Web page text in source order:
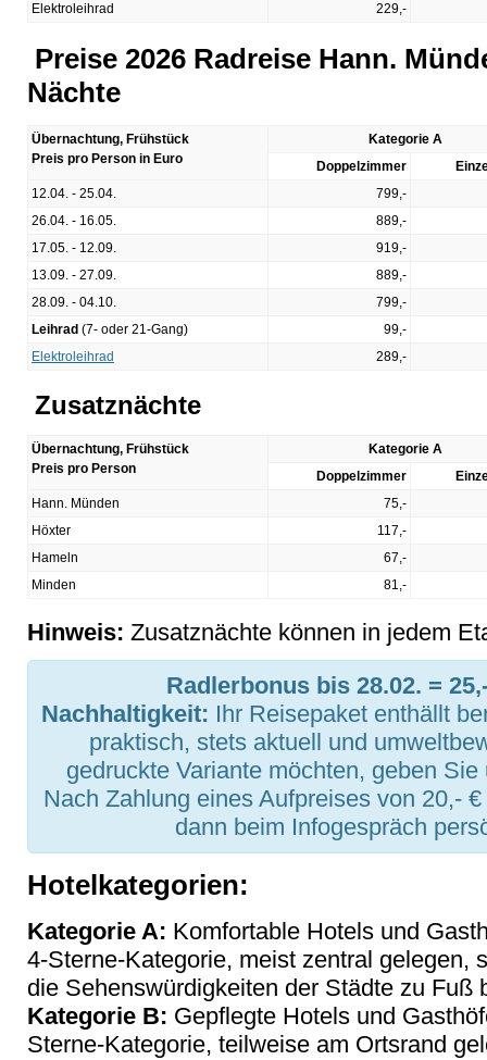
Elektroleihrad
229,-
Preise 2026 Radreise Hann.
Nächte
Übernachtung, Frühstück
Preis pro Person in Euro
Kategorie A
Doppelzimmer
12.04. - 25.04.
799,-
26.04. - 16.05.
889,-
17.05. - 12.09.
919,-
13.09. - 27.09.
889,-
28.09. - 04.10.
799,-
Leihrad (7- oder 21-Gang)
99,-
Elektroleihrad
289,-
Zusatznächte
Übernachtung, Frühstück
Preis pro Person
Kategorie A
Doppelzimmer
Hann. Münden
75,-
Höxter
117,-
Hameln
67,-
Minden
81,-
Hinweis: Zusatznächte können in jedem
Radlerbonus bis 28.02. =
Nachhaltigkeit: Ihr Reisepaket enthällt
praktisch, stets aktuell und
gedruckte Variante möchten, geben
Nach Zahlung eines Aufpreises von 20,-
dann beim Infogespräch
Hotelkategorien:
Kategorie A: Komfortable Hotels und
4-Sterne-Kategorie, meist zentral gelegen,
die Sehenswürdigkeiten der Städte zu Fuß
Kategorie B: Gepflegte Hotels und
Sterne-Kategorie, teilweise am Ortsrand